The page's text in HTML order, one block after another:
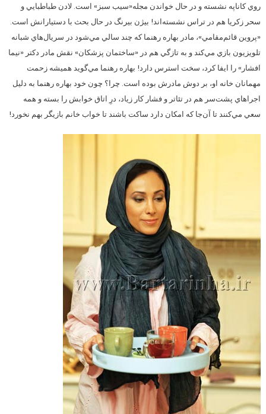
روي كاناپه نشسته و در حال خواندن مجله«سيب سبز» است. لادن طباطبايي و
سحر زكريا هم در تراس نشسته‌اند! بيژن بيرنگ در حال بحث با دستيارانش است.
«پروين قائم‌مقامي»، مادر بهاره رهنما كه چند سالي مي‌شود در سريال‌هاي شبانه
تلويزيون بازي مي‌كند و به تازگي هم در «ساختمان پزشكان» نقش مادر دكتر «نيما
افشار» را ايفا كرد، سخت استرس دارد! بهاره رهنما مي‌گويد هميشه زحمت
مهمانان خانه او، بر دوش مادرش بوده است. چرا؟ چون خود بهاره رهنما به دليل
اجراهاي پشت‌سر هم در تئاتر و فشار كار زياد، درِ اتاق خوابش را بسته و همه
سعي مي‌كنند تا آن‌جا كه امكان دارد ساكت باشند تا خواب خانم بازيگر بهم نخورد!